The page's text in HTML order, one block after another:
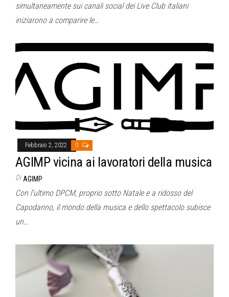
simultaneamente sui canali social dei Live Club italiani
iniziarono a comparire le…
Febbraio 2, 2022 0
AGIMP vicina ai lavoratori della musica
Di AGIMP
Con l’ultimo DPCM, proprio sotto Natale e a ridosso del
Capodanno, il mondo della musica e dello spettacolo subisce
un…